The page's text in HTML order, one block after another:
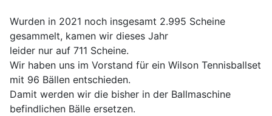
Wurden in 2021 noch insgesamt 2.995 Scheine
gesammelt, kamen wir dieses Jahr
leider nur auf 711 Scheine.
Wir haben uns im Vorstand für ein Wilson Tennisballset
mit 96 Bällen entschieden.
Damit werden wir die bisher in der Ballmaschine
befindlichen Bälle ersetzen.